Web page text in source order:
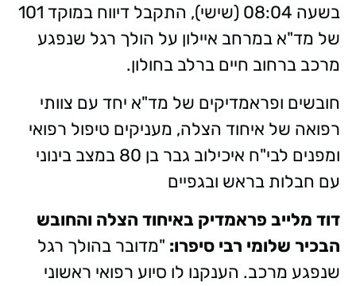
בשעה 08:04 (שישי), התקבל דיווח במוקד 101
של מד"א במרחב איילון על הולך רגל שנפגע
מרכב ברחוב חיים ברלב בחולון.
חובשים ופראמדיקים של מד"א יחד עם צוותי
רפואה של איחוד הצלה, מעניקים טיפול רפואי
ומפנים לבי"ח איכילוב גבר בן 80 במצב בינוני
עם חבלות בראש ובגפיים
דוד מלייב פראמדיק באיחוד הצלה והחובש
הבכיר שלומי רבי סיפרו: "מדובר בהולך רגל
שנפגע מרכב. הענקנו לו סיוע רפואי ראשוני